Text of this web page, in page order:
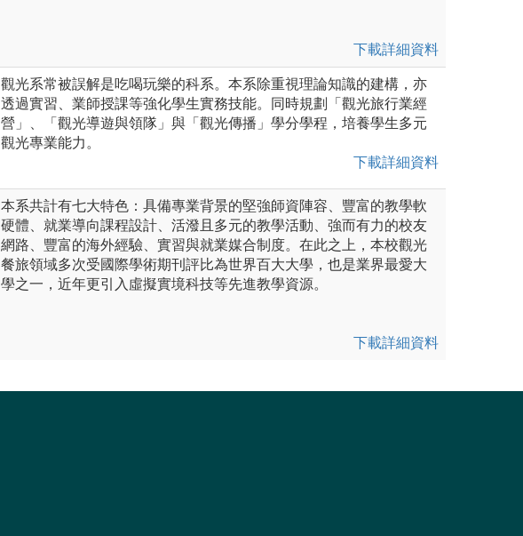
下載詳細資料
觀光系常被誤解是吃喝玩樂的科系。本系除重視理論知識的建構，亦
透過實習、業師授課等強化學生實務技能。同時規劃「觀光旅行業經
營」、「觀光導遊與領隊」與「觀光傳播」學分學程，培養學生多元
觀光專業能力。
下載詳細資料
本系共計有七大特色：具備專業背景的堅強師資陣容、豐富的教學軟
硬體、就業導向課程設計、活潑且多元的教學活動、強而有力的校友
網路、豐富的海外經驗、實習與就業媒合制度。在此之上，本校觀光
餐旅領域多次受國際學術期刊評比為世界百大大學，也是業界最愛大
學之一，近年更引入虛擬實境科技等先進教學資源。
下載詳細資料